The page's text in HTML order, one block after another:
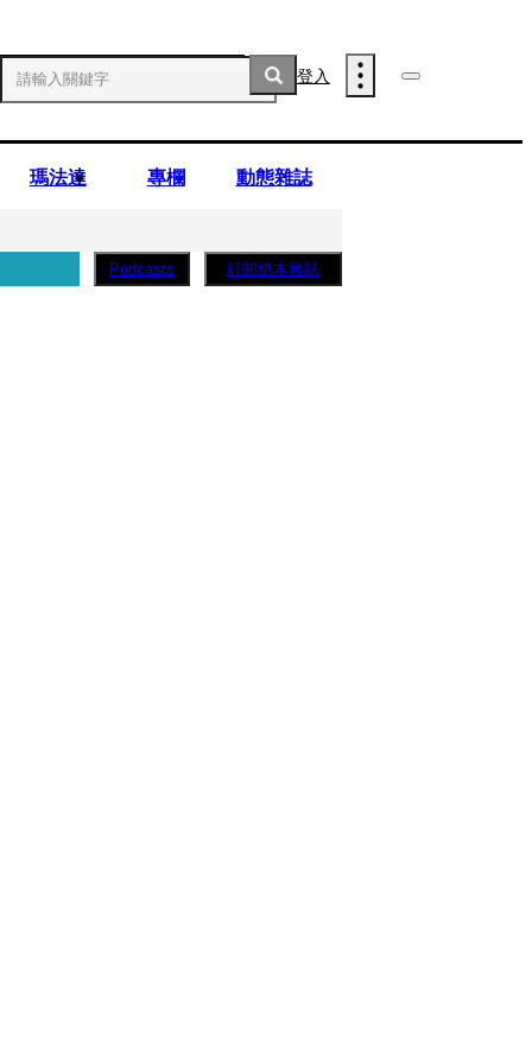
登入
瑪法達 專欄 動態雜誌
Podcasts 訂閱紙本雜誌